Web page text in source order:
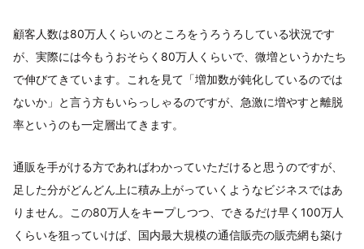
顧客人数は80万人くらいのところをうろうろしている状況です
が、実際には今もうおそらく80万人くらいで、微増というかたち
で伸びてきています。これを見て「増加数が鈍化しているのでは
ないか」と言う方もいらっしゃるのですが、急激に増やすと離脱
率というのも一定層出てきます。
通販を手がける方であればわかっていただけると思うのですが、
足した分がどんどん上に積み上がっていくようなビジネスではあ
りません。この80万人をキープしつつ、できるだけ早く100万人
くらいを狙っていけば、国内最大規模の通信販売の販売網も築け